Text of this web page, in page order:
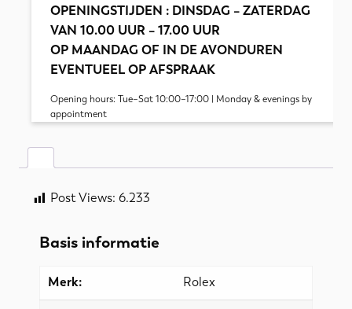
OPENINGSTIJDEN : DINSDAG – ZATERDAG
VAN 10.00 UUR – 17.00 UUR
OP MAANDAG OF IN DE AVONDUREN
EVENTUEEL OP AFSPRAAK
Opening hours: Tue–Sat 10:00–17:00 | Monday & evenings by
appointment
Post Views: 6.233
Basis informatie
Merk: Rolex